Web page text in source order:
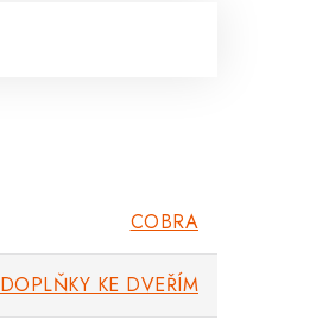
COBRA
DOPLŇKY KE DVEŘÍM